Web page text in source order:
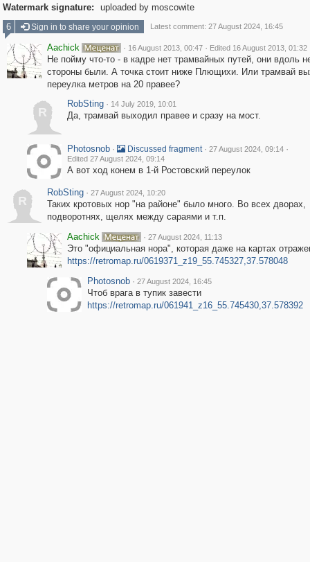
Watermark signature:
uploaded by moscowite
6
Sign in to share your opinion Latest comment: 27 August 2024, 16:45
Aachick · 16 August 2013, 00:47 · Edited 16 August 2013, 01:32
Не пойму что-то - в кадре нет трамвайных путей, они вдоль
стороны были. А точка стоит ниже Плющихи. Или трамвай
переулка метров на 20 правее?
R
RobSting · 14 July 2019, 10:01
Да, трамвай выходил правее и сразу на мост.
Photosnob · Discussed fragment · 27 August 2024, 09:14 ·
Edited 27 August 2024, 09:14
А вот ход конем в 1-й Ростовский переулок
R
RobSting · 27 August 2024, 10:20
Таких кротовых нор "на районе" было много. Во всех дворах,
подворотнях, щелях между сараями и т.п.
Aachick
· 27 August 2024, 11:13
Это "официальная нора", которая даже на картах
https://retromap.ru/0619371_z19_55.745327,37.578048
Photosnob · 27 August 2024, 16:45
Чтоб врага в тупик завести
https://retromap.ru/061941_z16_55.745430,37.578392